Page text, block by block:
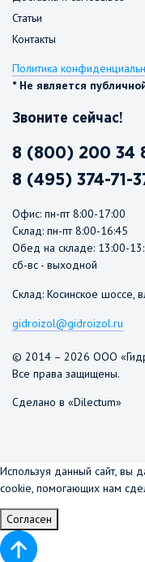
Статьи
Контакты
Политика
* Не является
Звоните сейчас!
8 (800) 200 34
8 (495) 374-71-
Офис: пн-пт 8:00-17:00
Склад: пн-пт 8:00-16:45
Обед на складе: 13:00-
сб-вс - выходной
Склад: Косинское шоссе,
gidroizol@gidroizol.ru
© 2014 – 2026 ООО
Все права защищены.
Сделано в «Dilectum»
Используя данный сайт, вы
cookie, помогающих нам
Согласен